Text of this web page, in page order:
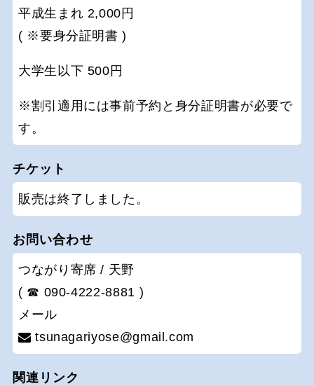
平成生まれ 2,000円
( ※要身分証明書 )
大学生以下 500円
※割引適用には事前予約と身分証明書が必要で
す。
チケット
販売は終了しました。
お問い合わせ
つながり寄席 / 天野
( ☎ 090-4222-8881 )
メール
tsunagariyose@gmail.com
関連リンク